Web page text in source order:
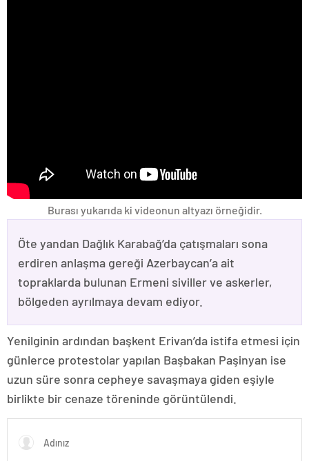
Burası yukarıda ki videonun altyazı örneğidir.
Öte yandan Dağlık Karabağ’da çatışmaları sona
erdiren anlaşma gereği Azerbaycan’a ait
topraklarda bulunan Ermeni siviller ve askerler,
bölgeden ayrılmaya devam ediyor.
Yenilginin ardından başkent Erivan’da istifa etmesi için
günlerce protestolar yapılan Başbakan Paşinyan ise
uzun süre sonra cepheye savaşmaya giden eşiyle
birlikte bir cenaze töreninde görüntülendi.